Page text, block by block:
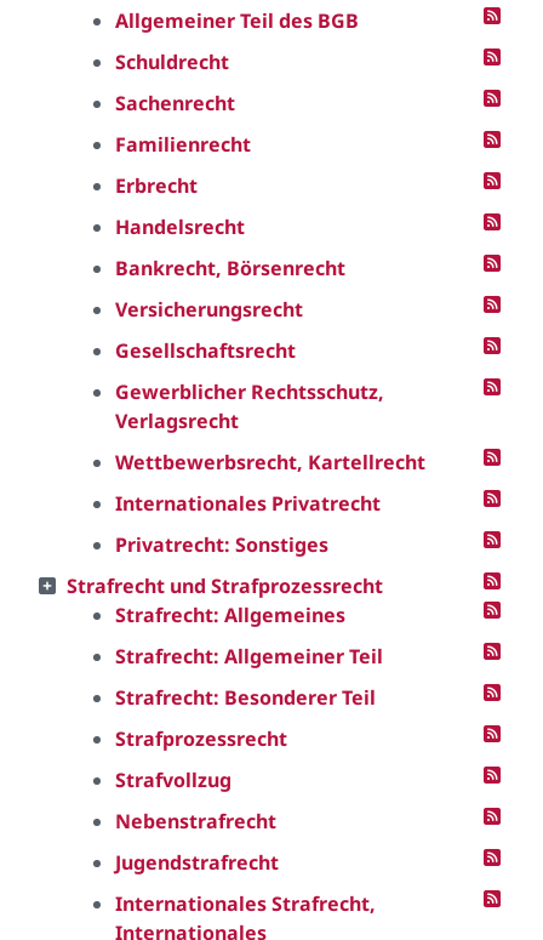
Allgemeiner Teil des BGB
Schuldrecht
Sachenrecht
Familienrecht
Erbrecht
Handelsrecht
Bankrecht, Börsenrecht
Versicherungsrecht
Gesellschaftsrecht
Gewerblicher Rechtsschutz,
Verlagsrecht
Wettbewerbsrecht, Kartellrecht
Internationales Privatrecht
Privatrecht: Sonstiges
Strafrecht und Strafprozessrecht
Strafrecht: Allgemeines
Strafrecht: Allgemeiner Teil
Strafrecht: Besonderer Teil
Strafprozessrecht
Strafvollzug
Nebenstrafrecht
Jugendstrafrecht
Internationales Strafrecht,
Internationales